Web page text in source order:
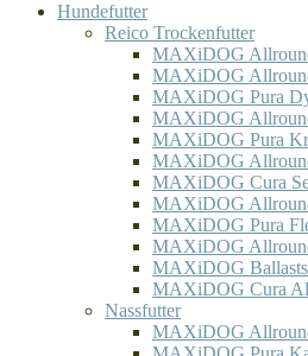
Hundefutter
Reico Trockenfutter
MAXiDOG
MAXiDOG
MAXiDOG Pura
MAXiDOG
MAXiDOG Pura
MAXiDOG
MAXiDOG Cura
MAXiDOG
MAXiDOG Pura
MAXiDOG
MAXiDOG
MAXiDOG Cura
Nassfutter
MAXiDOG